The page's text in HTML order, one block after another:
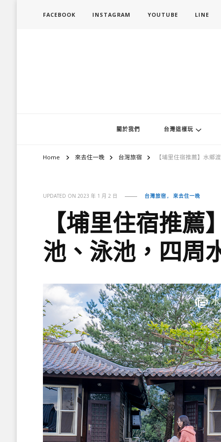
FACEBOOK INSTAGRAM YOUTUBE LINE
關於我們 台灣這樣玩
Home 來去住一晚 台灣旅宿 【埔里住宿推薦】水鄉
UPDATED ON 2023 年 1 月 2 日 台灣旅宿 來去住一晚
【埔里住宿推
池、泳池，四周